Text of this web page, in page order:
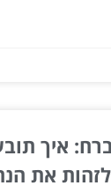
איך
לזהות את